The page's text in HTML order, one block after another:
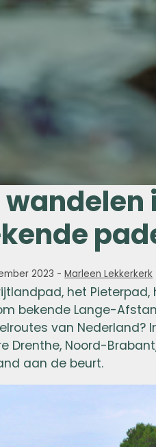
wandelen
2023 -Marleen Lekkerkerk
het
bekende Lange-
van Nederland?
Drenthe, Noord-
aan de beurt.